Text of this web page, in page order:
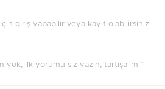
giriş yapabilir veya kayıt olabilirsiniz.
ilk yorumu siz yazın, tartışalım *